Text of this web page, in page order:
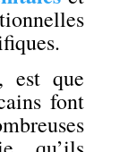
est que
font